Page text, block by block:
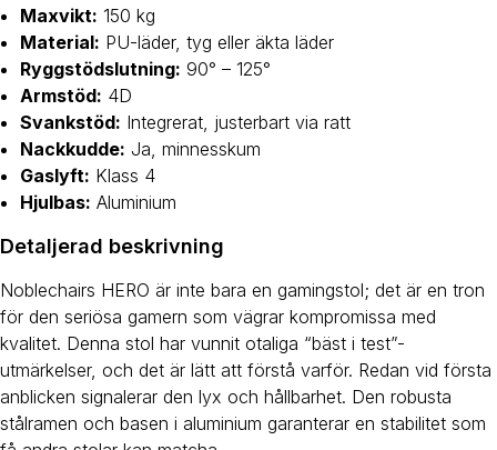
Maxvikt: 150 kg
Material: PU-läder, tyg eller äkta läder
Ryggstödslutning: 90° – 125°
Armstöd: 4D
Svankstöd: Integrerat, justerbart via ratt
Nackkudde: Ja, minnesskum
Gaslyft: Klass 4
Hjulbas: Aluminium
Detaljerad beskrivning
Noblechairs HERO är inte bara en gamingstol; det är en tron
för den seriösa gamern som vägrar kompromissa med
kvalitet. Denna stol har vunnit otaliga “bäst i test”-
utmärkelser, och det är lätt att förstå varför. Redan vid första
anblicken signalerar den lyx och hållbarhet. Den robusta
stålramen och basen i aluminium garanterar en stabilitet som